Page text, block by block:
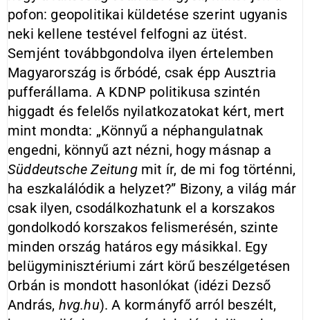
pofon: geopolitikai küldetése szerint ugyanis
neki kellene testével felfogni az ütést.
Semjént továbbgondolva ilyen értelemben
Magyarország is őrbódé, csak épp Ausztria
pufferállama. A KDNP politikusa szintén
higgadt és felelős nyilatkozatokat kért, mert
mint mondta: „Könnyű a néphangulatnak
engedni, könnyű azt nézni, hogy másnap a
SüddeutscheZeitung mit ír, de mi fog történni,
ha eszkalálódik a helyzet?” Bizony, a világ már
csak ilyen, csodálkozhatunk el a korszakos
gondolkodó korszakos felismerésén, szinte
minden ország határos egy másikkal. Egy
belügyminisztériumi zárt körű beszélgetésen
Orbán is mondott hasonlókat (idézi Dezső
András, hvg.hu). A kormányfő arról beszélt,